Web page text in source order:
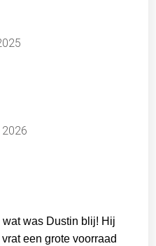
was Dustin blij! Hij
een grote voorraad